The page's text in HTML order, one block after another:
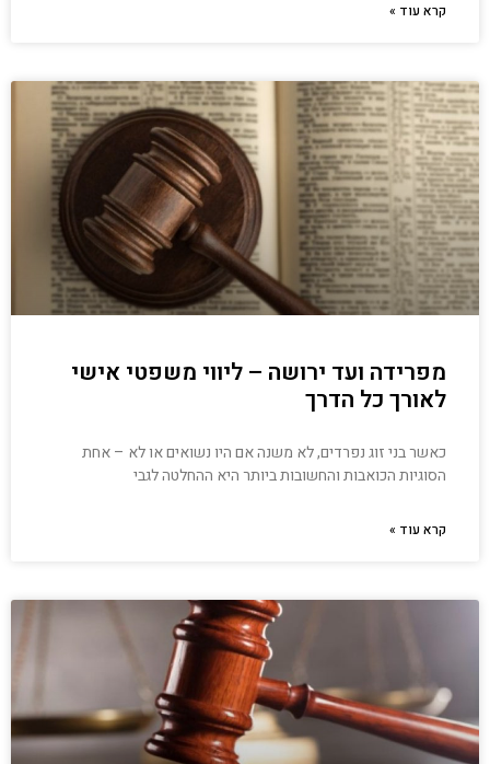
קרא עוד »
מפרידה ועד ירושה – ליווי משפטי אישי
לאורך כל הדרך
כאשר בני זוג נפרדים, לא משנה אם היו נשואים או לא – אחת
הסוגיות הכואבות והחשובות ביותר היא ההחלטה לגבי
קרא עוד »